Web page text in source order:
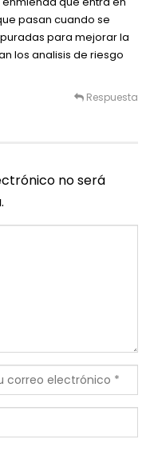
pasan cuando se
para mejorar la
los analisis de riesgo
Respuesta
no será